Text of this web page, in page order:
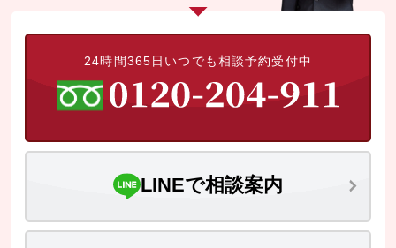
24時間365日いつでも相談予約受付中
LINEで相談案内